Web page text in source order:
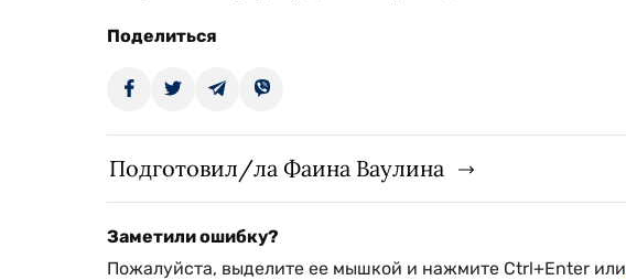
Поделиться
Подготовил/ла Фаина Ваулина
Заметили ошибку?
Пожалуйста, выделите ее мышкой и нажмите Ctrl+Enter или